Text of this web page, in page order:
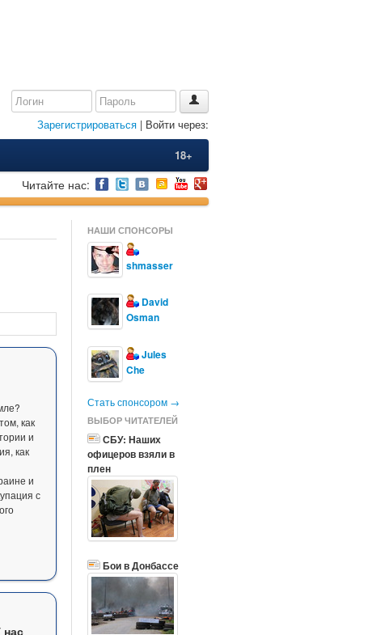
Зарегистрироваться | Войти через:
18+
Читайте нас:
как
и
как
и
с
НАШИ СПОНСОРЫ
shmasser
David
Osman
Jules
Che
Стать спонсором →
ВЫБОР ЧИТАТЕЛЕЙ
СБУ: Наших
офицеров взяли в
плен
Бои в Донбассе